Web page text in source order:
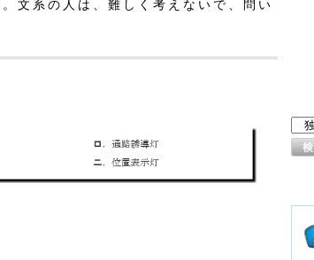
文系の人は、難しく考えないで、問い